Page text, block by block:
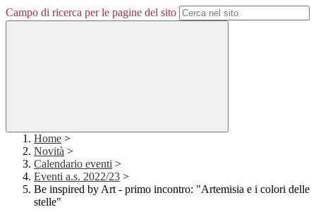
Campo di ricerca per le pagine del sito
Home >
Novità >
Calendario eventi >
Eventi a.s. 2022/23 >
Be inspired by Art - primo incontro: "Artemisia e i colori delle
stelle"